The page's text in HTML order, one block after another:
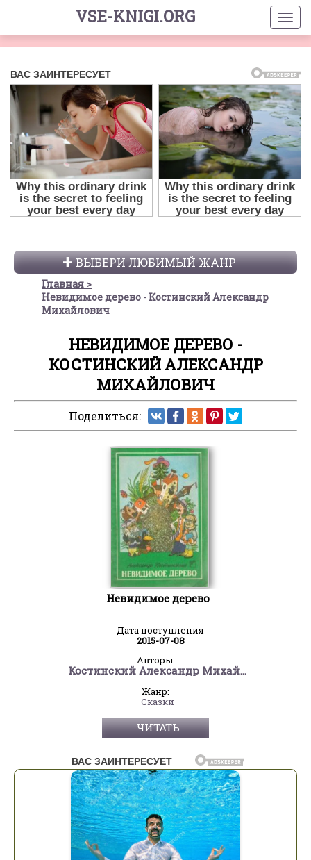
VSE-KNIGI.ORG
ВЫБЕРИ ЛЮБИМЫЙ ЖАНР
Главная
Невидимое дерево - Костинский Александр
Михайлович
НЕВИДИМОЕ ДЕРЕВО -
КОСТИНСКИЙ АЛЕКСАНДР
МИХАЙЛОВИЧ
Поделиться:
Невидимое дерево
Дата поступления
2015-07-08
Авторы:
Костинский Александр Михайлович
Жанр:
Сказки
ЧИТАТЬ